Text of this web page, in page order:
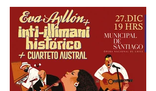
una nueva atracción a su oferta
gastronómica y turística con la apertura de
Cinema, un restaurante temático
inspirado en el concepto de un museo de
Hollywood, que promete transportar a sus
visitantes a distintos